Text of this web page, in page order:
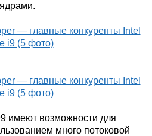
имеют возможности для
много потоковой